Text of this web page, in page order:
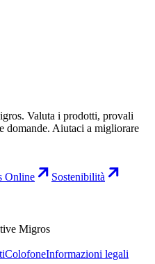
Valuta i prodotti, provali
domande. Aiutaci a migliorare
Online
Sostenibilità
Migros
ColofoneInformazioni legali